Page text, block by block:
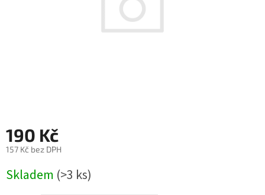
190 Kč
157 Kč bez DPH
cena:
Skladem (>3 ks)